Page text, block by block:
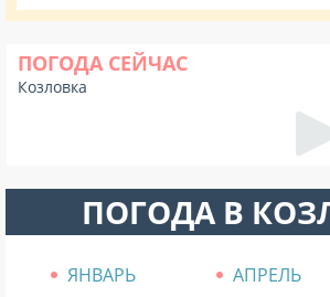
ПОГОДА СЕЙЧАС
Козловка
ПОГОДА В
ЯНВАРЬ АПРЕЛЬ